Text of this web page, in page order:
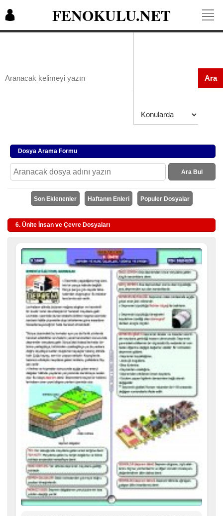
FENOKULU.NET
Ara
Dosya Arama Formu
Ara Bul
Son Eklenenler Haftanın Enleri Populer Dosyalar
6. Ünite İnsan ve Çevre Dosyaları